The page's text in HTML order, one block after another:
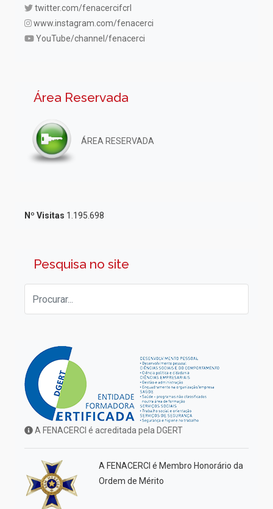
twitter.com/fenacercifcrl
www.instagram.com/fenacerci
YouTube/channel/fenacerci
Área Reservada
ÁREA RESERVADA
Nº Visitas 1.195.698
Pesquisa no site
A FENACERCI é acreditada pela DGERT
A FENACERCI é Membro Honorário da
Ordem de Mérito